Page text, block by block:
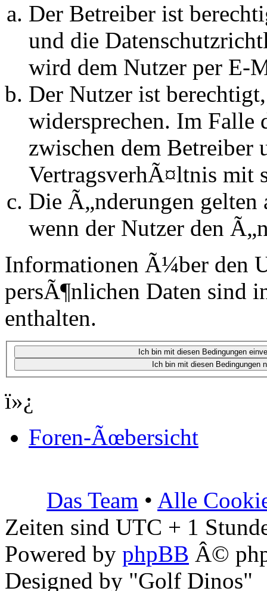
Der Betreiber ist
und die
wird dem Nutzer per E-
Der Nutzer ist
widersprechen. Im Falle
zwischen dem Betreiber
VertragsverhÃ¤ltnis mit
Die Ã„nderungen
wenn der Nutzer den
Informationen Ã¼ber den
persÃ¶nlichen Daten sind
enthalten.
ï»¿
Foren-Ãœbersicht
Das Team • Alle
Zeiten sind UTC + 1
Powered by phpBB Â©
Designed by "Golf Dinos"